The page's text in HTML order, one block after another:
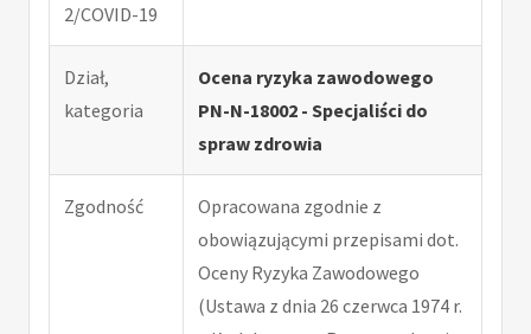
2/COVID-19
Dział,
kategoria
Ocena ryzyka zawodowego
PN-N-18002 - Specjaliści do
spraw zdrowia
Zgodność
Opracowana zgodnie z
obowiązującymi przepisami dot.
Oceny Ryzyka Zawodowego
(Ustawa z dnia 26 czerwca 1974 r.